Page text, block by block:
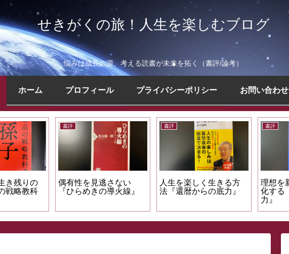
せきがくの旅！人生を楽しむブログ
悩みは成長の源、考える読書が未来を拓く（書評/論考）
ホーム プロフィール プライバシーポリシー お問い合わせ
書評
偶有性を見逃さない
『ひらめきの導火線』
人生を楽しく生きる方
法『還暦からの底力』
理想を新しい現実に転
化する『一流の想像